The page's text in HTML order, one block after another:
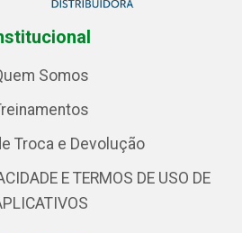
Somos
Troca e Devolução
E TERMOS DE USO DE